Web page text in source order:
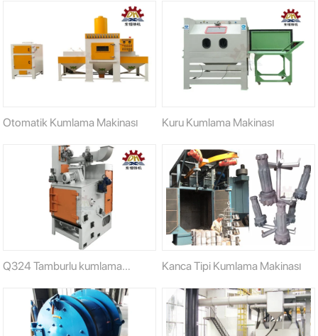
Otomatik Kumlama Makinası Kuru Kumlama Makinası
Q324 Tamburlu kumlama
Kanca Tipi Kumlama Makinası